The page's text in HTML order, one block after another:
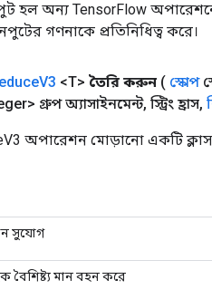
হল অন্য TensorFlow
গণনাকে প্রতিনিধিত্ব করে।
V3 <T> তৈরি করুন ( স্কোপ
গ্রুপ অ্যাসাইনমেন্ট, স্ট্রিং হ্রাস,
অপারেশন মোড়ানো একটি ক্লাস
সুযোগ
বৈশিষ্ট্য মান বহন করে